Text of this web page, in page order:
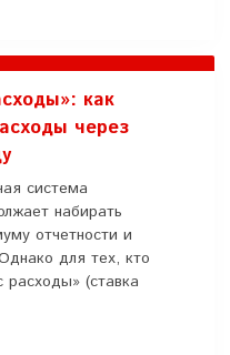
как
через
система
набирать
отчетности и
для тех, кто
(ставка